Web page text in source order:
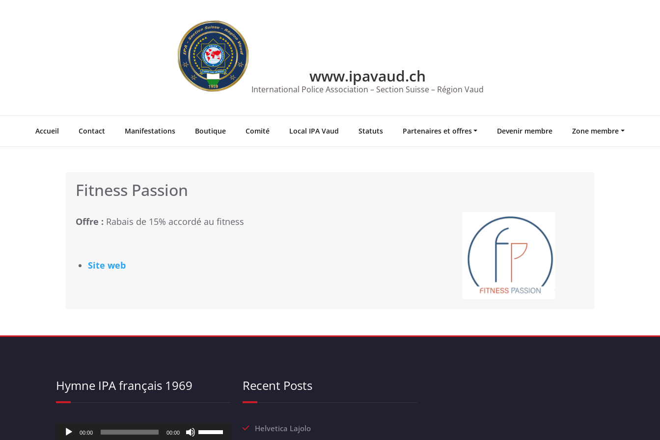
www.ipavaud.ch
International Police Association – Section Suisse – Région Vaud
Accueil Contact Manifestations Boutique Comité Local IPA Vaud Statuts Partenaires et offres Devenir membre Zone membre
Fitness Passion
Offre : Rabais de 15% accordé au fitness
Site web
Hymne IPA français 1969
Lecteur
00:00 00:00
Recent Posts
Helvetica Lajolo